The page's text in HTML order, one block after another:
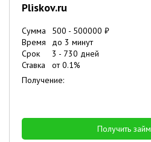
Pliskov.ru
Сумма 500 - 500000 ₽
Время
до 3 минут
Срок
3 - 730 дней
Ставка
от0.1%
Получение:
Получить займ